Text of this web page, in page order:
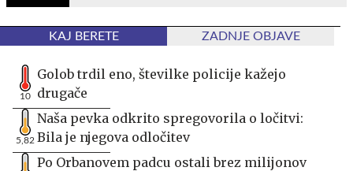
KAJ BERETE ZADNJE OBJAVE
10
Golob trdil eno, številke policije kažejo
drugače
5,82
Naša pevka odkrito spregovorila o ločitvi:
Bila je njegova odločitev
Po Orbanovem padcu ostali brez milijonov